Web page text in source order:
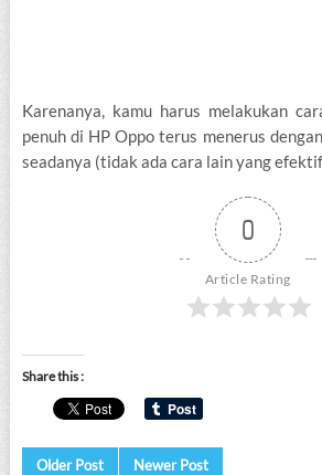
Karenanya, kamu harus melakukan
penuh di HP Oppo terus menerus
seadanya (tidak ada cara lain yang
0
Article Rating
Share this :
Older Post Newer Post